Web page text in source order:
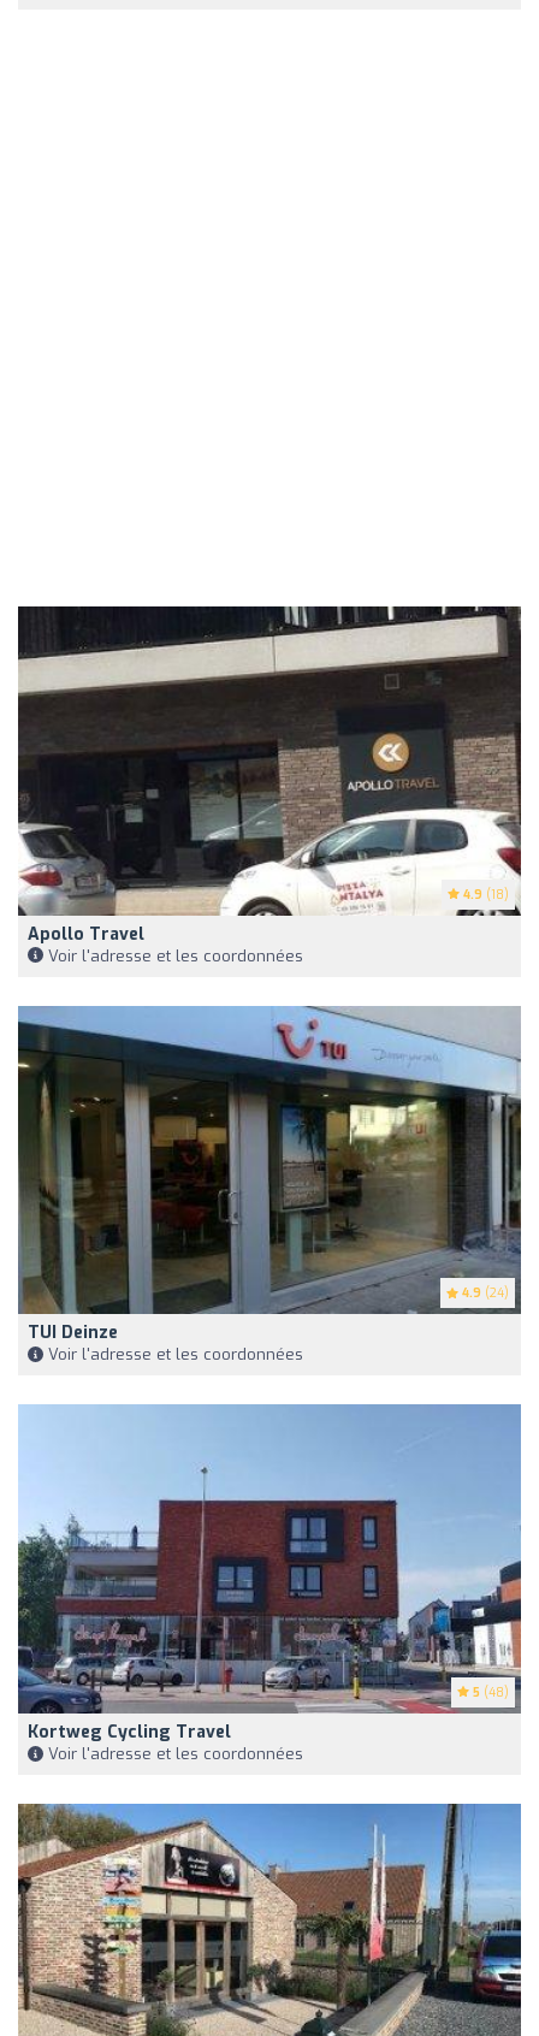
4.9 (18)
Apollo Travel
Voir l'adresse et les coordonnées
4.9 (24)
TUI Deinze
Voir l'adresse et les coordonnées
5 (48)
Kortweg Cycling Travel
Voir l'adresse et les coordonnées